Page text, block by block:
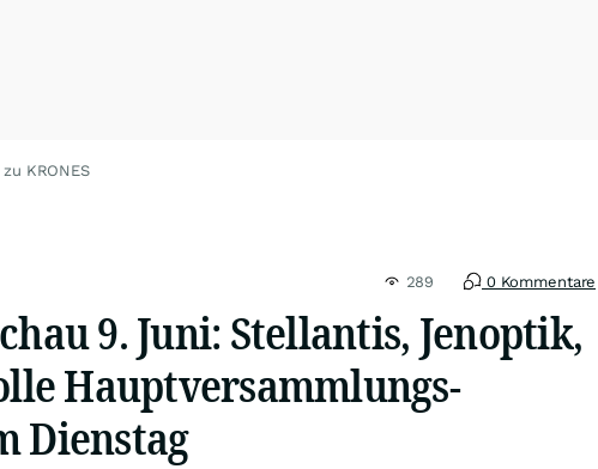
KRONES
289 0 Kommentare
9. Juni: Stellantis, Jenoptik,
Hauptversammlungs-
Dienstag